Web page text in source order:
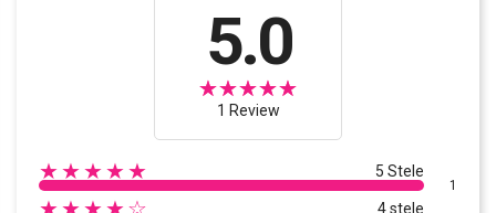
5.0
1 Review
★★★★★ 5 Stele
1
★★★★☆ 4 stele